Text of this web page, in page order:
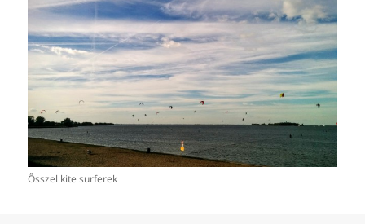
Ősszel kite surferek